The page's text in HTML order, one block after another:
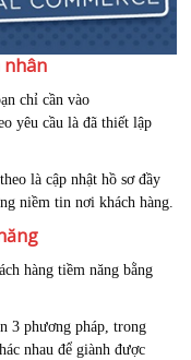
chỉ cần vào
yêu cầu là đã thiết lập
là cập nhật hồ sơ đầy
niềm tin nơi khách hàng.
hàng tiềm năng bằng
3 phương pháp, trong
nhau để giành được